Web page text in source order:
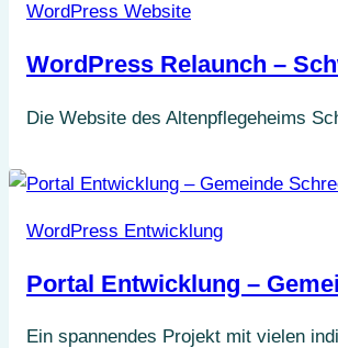
WordPress Website
WordPress Relaunch –
Die Website des Altenpflegeheims
WordPress Entwicklung
Portal Entwicklung –
Ein spannendes Projekt mit vielen